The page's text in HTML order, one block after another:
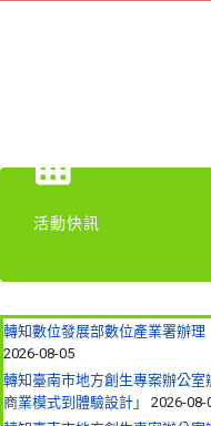
活動快訊
轉知數位發展部數位產業署辦理
2026-08-05
轉知臺南市地方創生專案辦公
商業模式到體驗設計」
2026-08-